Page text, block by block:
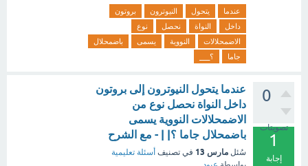
عندما يتحول النيوترون
بروتون
داخل
النواة نحصل
نوع
الاضمحلالات
النووية يسمى
باضمحلال
جاما
؟___
0
تصويتات
1
إجابة
عندما يتحول النيوترون إلى بروتون
داخل النواة نحصل نوع من
الاضمحلالات النووية يسمى
باضمحلال جاما ؟| | - مع الشرح
سُئل مارس 13 في تصنيف أسئلة تعليمية